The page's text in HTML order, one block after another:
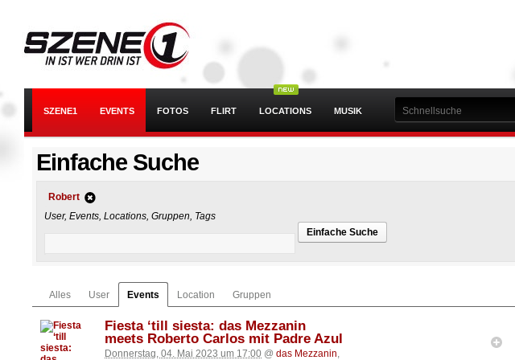
SZENE1 EVENTS FOTOS FLIRT LOCATIONS MUSIK
Einfache Suche
Robert
User, Events, Locations, Gruppen, Tags
Einfache Suche
Alles User Events Location Gruppen
Fiesta ‘till siesta: das Mezzanin
meets Roberto Carlos mit Padre Azul
Donnerstag, 04. Mai 2023 um 17:00 @ das Mezzanin,